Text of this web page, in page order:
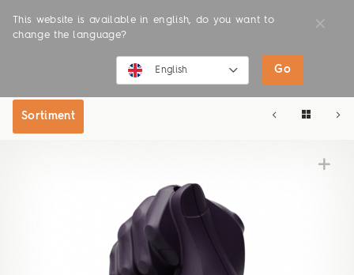
This website is available in english, do you want to
change the language?
English Go
ONLINE SHOP
Sortiment